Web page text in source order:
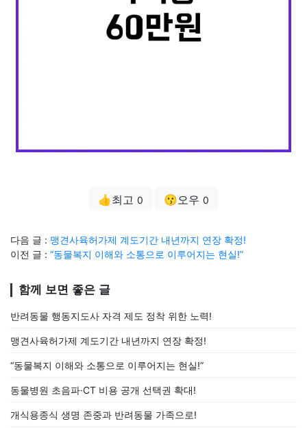
👍최고 0 😗오우 0
다음 글 : 맹견사육허가제 계도기간 내년까지 연장 확정!
이전 글 : “동물복지 이해와 소통으로 이루어지는 현실!”
함께 보면 좋은 글
반려동물 행동지도사 자격 제도 정착 위한 노력!
맹견사육허가제 계도기간 내년까지 연장 확정!
“동물복지 이해와 소통으로 이루어지는 현실!”
동물병원 초음파·CT 비용 공개 선택권 확대!
개식용종식 생명 존중과 반려동물 가족으로!